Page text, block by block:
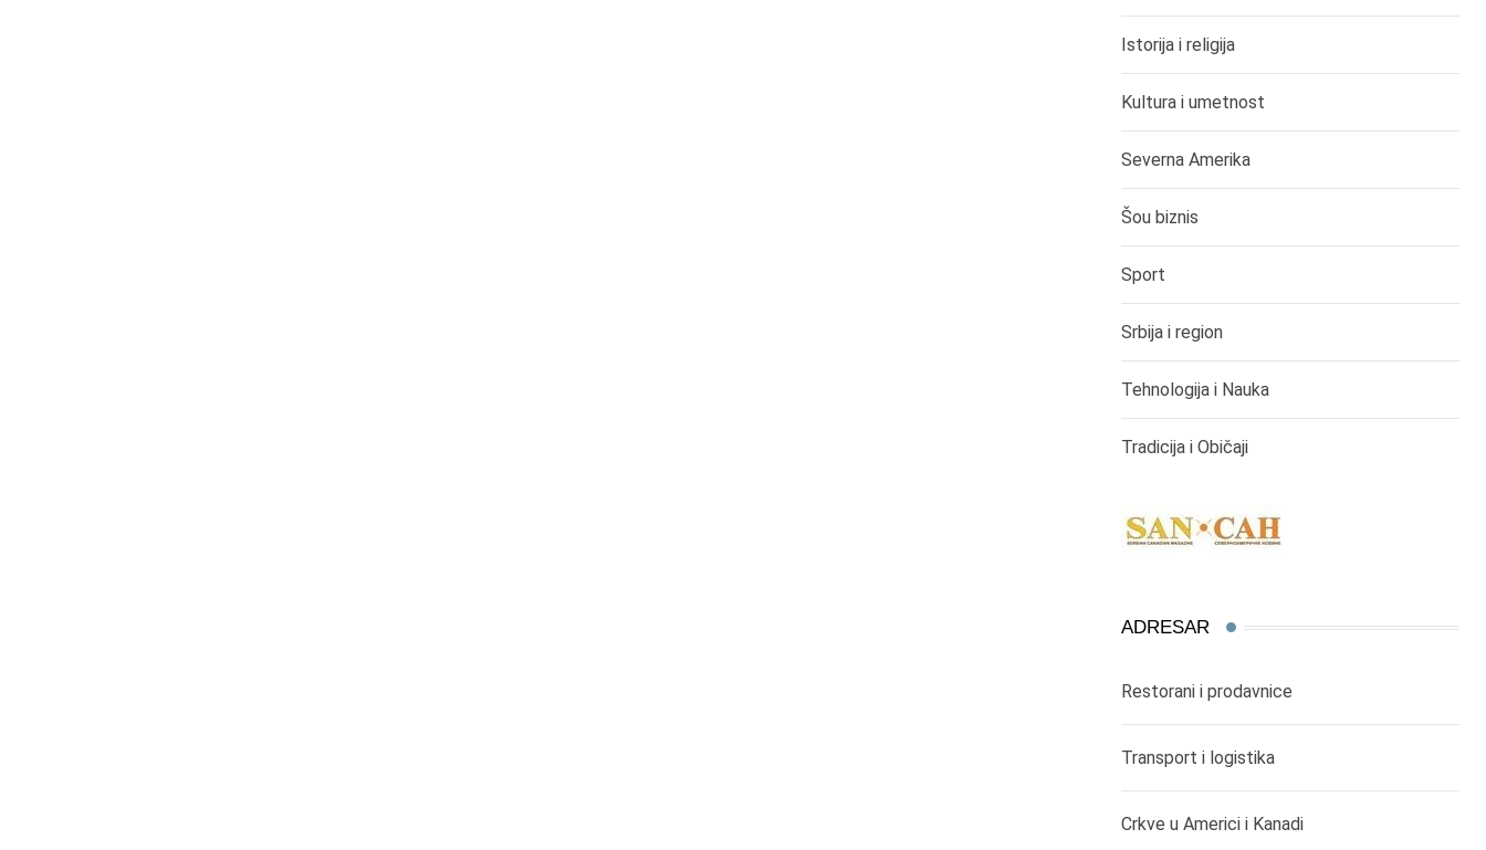
Istorija i religija
Kultura i umetnost
Severna Amerika
Šou biznis
Sport
Srbija i region
Tehnologija i Nauka
Tradicija i Običaji
ADRESAR
Restorani i prodavnice
Transport i logistika
Crkve u Americi i Kanadi